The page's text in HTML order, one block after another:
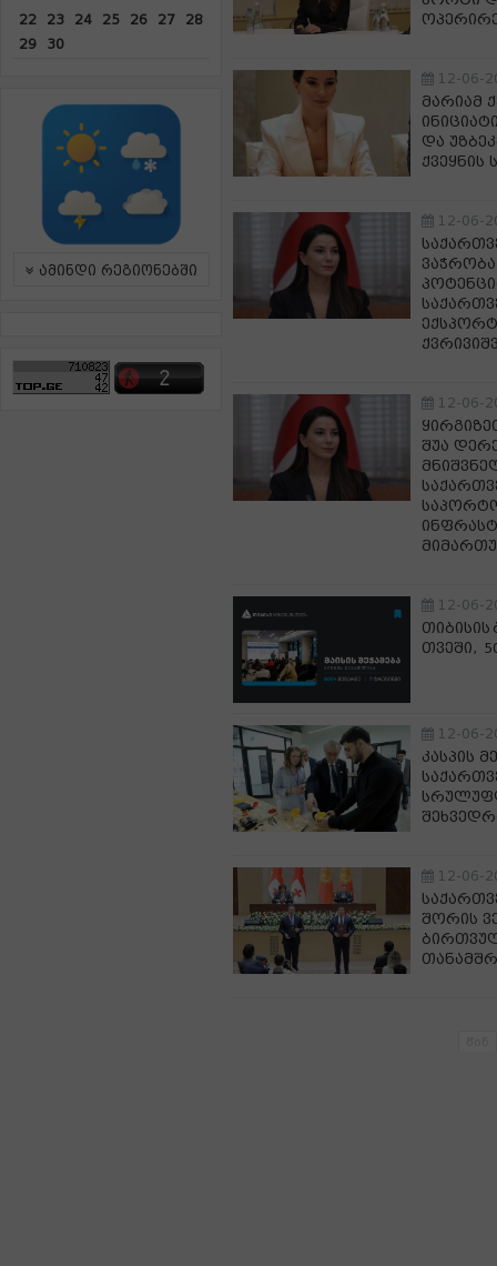
22
23 24 25 26 27
28
29
30
ამინდი რეგიონებში
12-06-
მარიამ
და
ქვეყნის
12-06-
12-06-
შუა
12-06-
თიბისის
თვეში,
12-06-
კასპის
12-06-
შორის